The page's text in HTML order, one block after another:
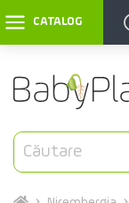
CATALOG